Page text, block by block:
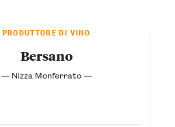
PRODUTTORE DI VINO
Bersano
— Nizza Monferrato —